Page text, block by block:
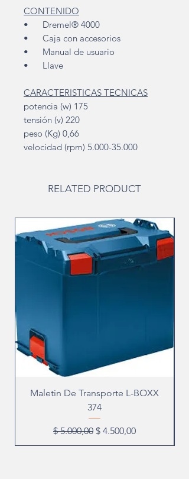
CONTENIDO
• Dremel® 4000
• Caja con accesorios
• Manual de usuario
• Llave
CARACTERISTICAS TECNICAS
potencia (w) 175
tensión (v) 220
peso (Kg) 0,66
velocidad (rpm) 5.000-35.000
RELATED PRODUCT
Maletin De Transporte L-BOXX
374
Precio
$ 5.000,00 Precio de oferta
$ 4.500,00